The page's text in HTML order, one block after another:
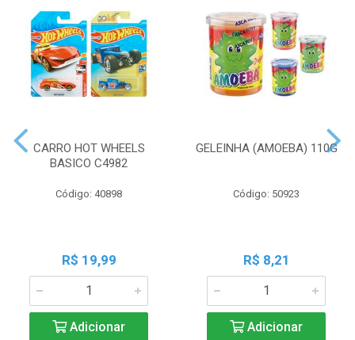
CARRO HOT WHEELS
BASICO C4982
Código: 40898
R$ 19,99
Adicionar
GELEINHA (AMOEBA) 110G
Código: 50923
R$ 8,21
Adicionar